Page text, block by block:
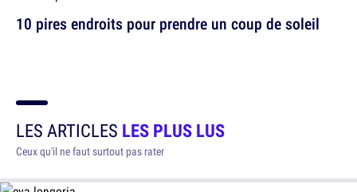
10 pires endroits pour prendre un coup de soleil
LES ARTICLES LES PLUS LUS
Ceux qu'il ne faut surtout pas rater